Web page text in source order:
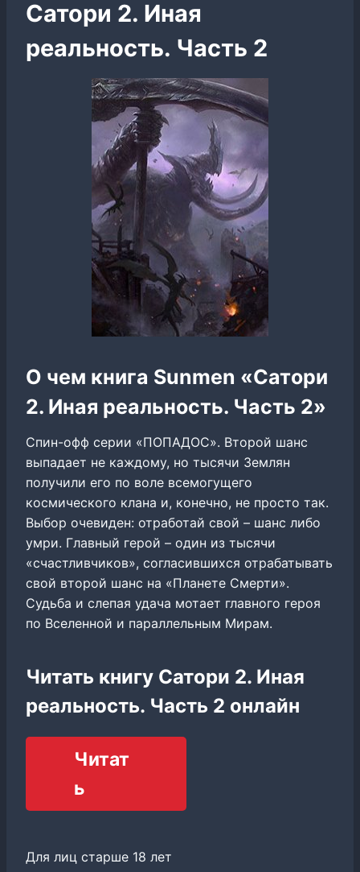
Сатори 2. Иная
реальность. Часть 2
О чем книга Sunmen «Сатори
2. Иная реальность. Часть 2»
Спин-офф серии «ПОПАДОС». Второй шанс
выпадает не каждому, но тысячи Землян
получили его по воле всемогущего
космического клана и, конечно, не просто так.
Выбор очевиден: отработай свой – шанс либо
умри. Главный герой – один из тысячи
«счастливчиков», согласившихся отрабатывать
свой второй шанс на «Планете Смерти».
Судьба и слепая удача мотает главного героя
по Вселенной и параллельным Мирам.
Читать книгу Сатори 2. Иная
реальность. Часть 2 онлайн
Читат
ь
Для лиц старше 18 лет